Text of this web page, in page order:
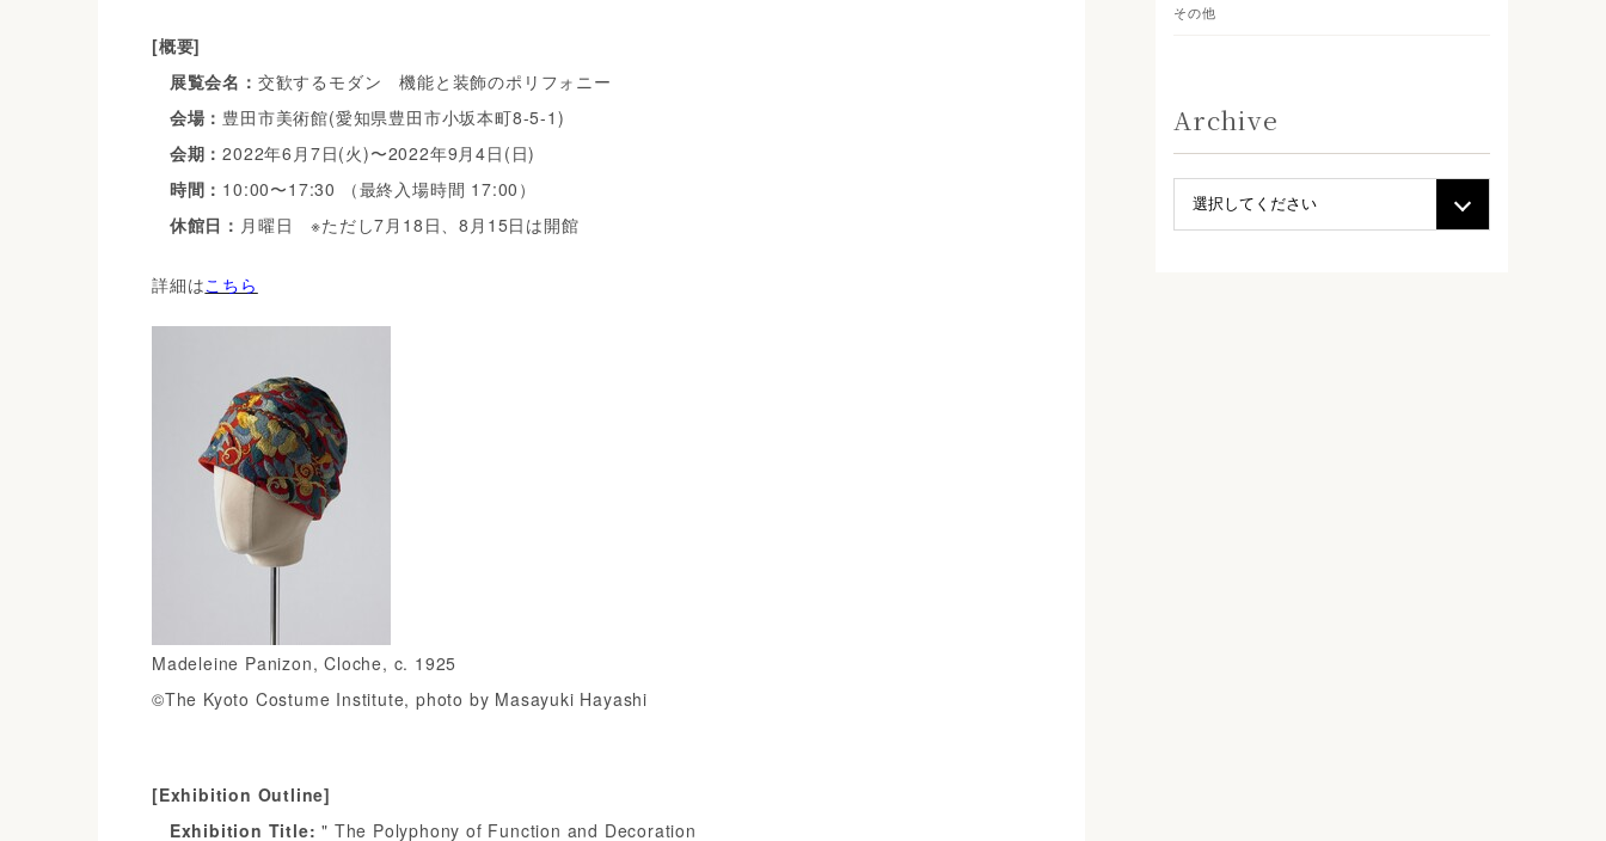
[概要]
展覧会名： 交歓するモダン 機能と装飾のポリフォニー
会場： 豊田市美術館(愛知県豊田市小坂本町8-5-1)
会期：2022年6月7日(火)〜2022年9月4日(日)
時間： 10:00〜17:30 （最終入場時間 17:00）
休館日： 月曜日 ※ただし7月18日、8月15日は開館
詳細はこちら
Madeleine Panizon, Cloche, c. 1925
©The Kyoto Costume Institute, photo by Masayuki Hayashi
[Exhibition Outline]
Exhibition Title:" The Polyphony of Function and Decoration
その他
Archive